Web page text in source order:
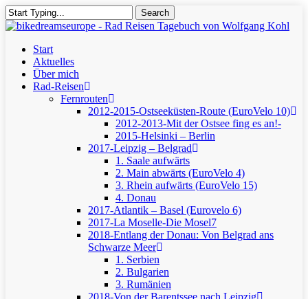
Skip
to
content
Search
Close
Menu
Start
Aktuelles
Über mich
Rad-Reisen
Fernrouten
2012-2015-Ostseeküsten-Route (EuroVelo 10)
2012-2013-Mit der Ostsee fing es an!-
2015-Helsinki – Berlin
2017-Leipzig – Belgrad
1. Saale aufwärts
2. Main abwärts (EuroVelo 4)
3. Rhein aufwärts (EuroVelo 15)
4. Donau
2017-Atlantik – Basel (Eurovelo 6)
2017-La Moselle-Die Mosel7
2018-Entlang der Donau: Von Belgrad ans
Schwarze Meer
1. Serbien
2. Bulgarien
3. Rumänien
2018-Von der Barentssee nach Leipzig